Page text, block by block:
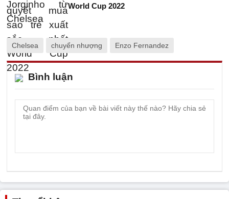
World Cup 2022
Chelsea chuyển nhượng Enzo Fernandez
Bình luận